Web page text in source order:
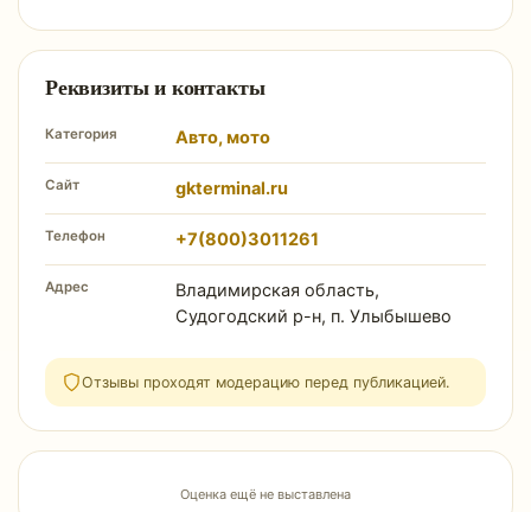
Реквизиты и контакты
Категория Авто, мото
Сайт gkterminal.ru
Телефон +7(800)3011261
Адрес
Владимирская область,
Судогодский р-н, п. Улыбышево
Отзывы проходят модерацию перед публикацией.
Оценка ещё не выставлена